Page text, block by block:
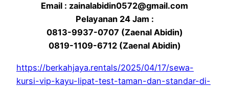
Email : zainalabidin0572@gmail.com
Pelayanan 24 Jam :
0813-9937-0707 (Zaenal Abidin)
0819-1109-6712 (Zaenal Abidin)
https://berkahjaya.rentals/2025/04/17/sewa-
kursi-vip-kayu-lipat-test-taman-dan-standar-di-